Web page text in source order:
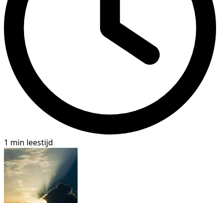
1 min leestijd